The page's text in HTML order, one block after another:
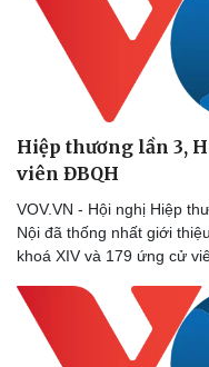
Thông tin doanh nghiệp
Doanh nghiệp 24h
Doanh nhân
Hiệp thương lần 3,
viên ĐBQH
VOV.VN - Hội nghị Hiệp
Nội đã thống nhất giới
khoá XIV và 179 ứng cử